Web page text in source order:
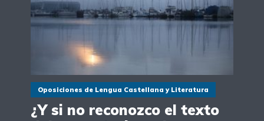
Oposiciones de Lengua Castellana y Literatura
¿Y si no reconozco el texto